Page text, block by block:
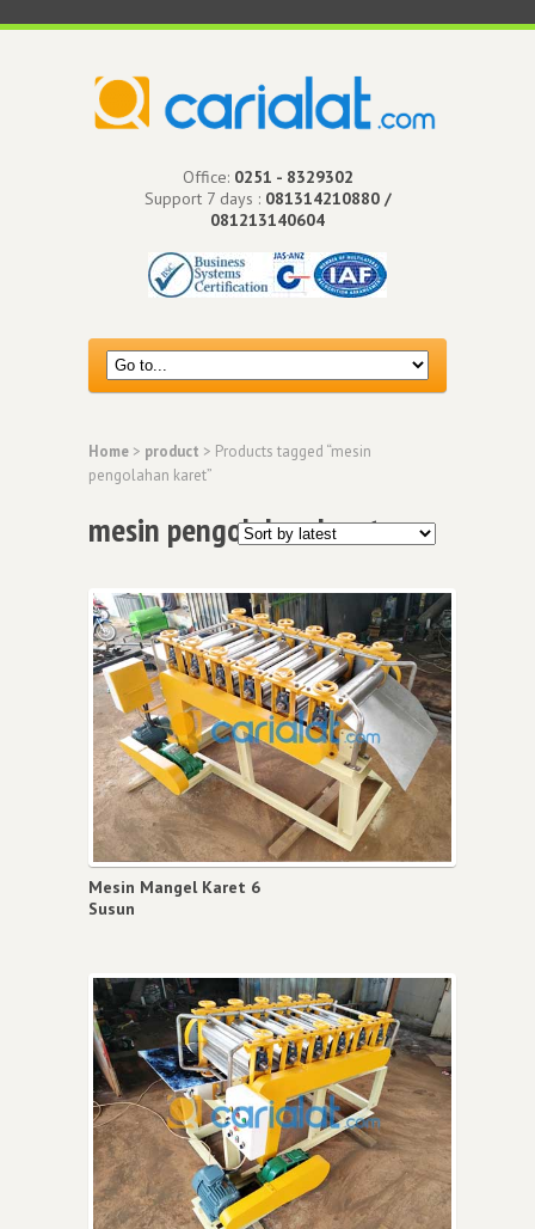
Office: 0251 - 8329302
Support 7 days : 081314210880 /
081213140604
Home > product > Products tagged “mesin
pengolahan karet”
mesin pengolahan karet
Mesin Mangel Karet 6
Susun